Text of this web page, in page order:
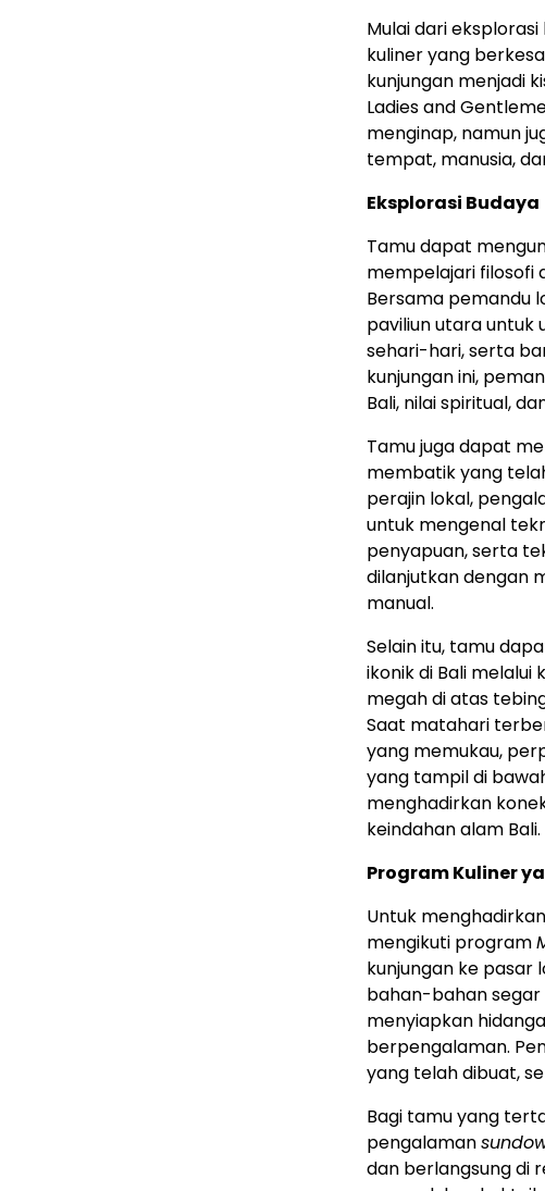
Mulai dari
kuliner yang
kunjungan menjadi
Ladies and
menginap, namun
tempat, manusia,
Eksplorasi Budaya
Tamu dapat
mempelajari filosofi
Bersama pemandu
paviliun utara untuk
sehari-hari, serta
kunjungan ini,
Bali, nilai spiritual,
Tamu juga dapat
membatik yang
perajin lokal,
untuk mengenal
penyapuan, serta
dilanjutkan dengan
manual.
Selain itu, tamu
ikonik di Bali melalui
megah di atas
Saat matahari
yang memukau,
yang tampil di
menghadirkan
keindahan alam Bali.
Program Kuliner
Untuk
mengikuti program
kunjungan ke pasar
bahan-bahan segar
menyiapkan
berpengalaman.
yang telah dibuat,
Bagi tamu yang
pengalaman
dan berlangsung di